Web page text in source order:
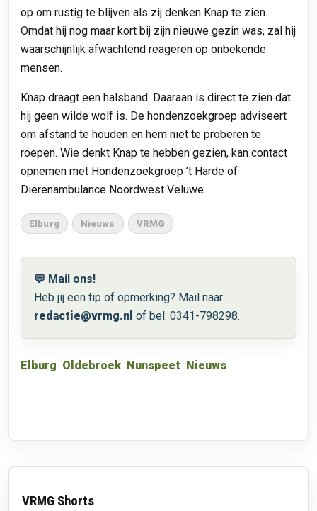
op om rustig te blijven als zij denken Knap te zien.
Omdat hij nog maar kort bij zijn nieuwe gezin was, zal hij
waarschijnlijk afwachtend reageren op onbekende
mensen.
Knap draagt een halsband. Daaraan is direct te zien dat
hij geen wilde wolf is. De hondenzoekgroep adviseert
om afstand te houden en hem niet te proberen te
roepen. Wie denkt Knap te hebben gezien, kan contact
opnemen met Hondenzoekgroep ’t Harde of
Dierenambulance Noordwest Veluwe.
Elburg Nieuws VRMG
💬 Mail ons!
Heb jij een tip of opmerking? Mail naar
redactie@vrmg.nl of bel: 0341-798298.
Elburg Oldebroek Nunspeet Nieuws
VRMG Shorts